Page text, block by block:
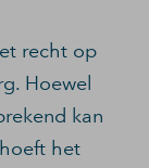
recht op
Hoewel
kan
het